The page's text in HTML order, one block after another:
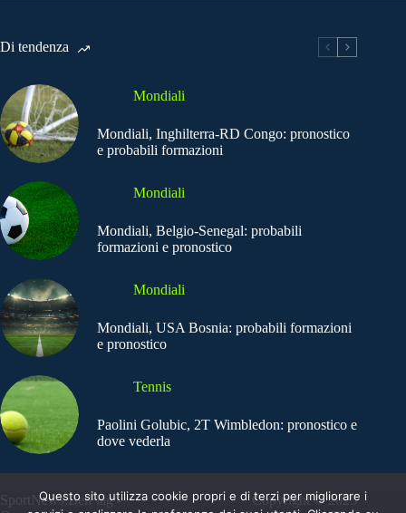
Di tendenza
Mondiali
Mondiali, Inghilterra-RD Congo: pronostico
e probabili formazioni
Mondiali
Mondiali, Belgio-Senegal: probabili
formazioni e pronostico
Mondiali
Mondiali, USA Bosnia: probabili formazioni
e pronostico
Tennis
Paolini Golubic, 2T Wimbledon: pronostico e
dove vederla
SportNews.BetFlag -
Copyright © 2025
Questo sito utilizza cookie propri e di terzi per migliorare i